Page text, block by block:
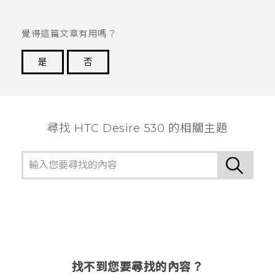
覺得這篇文章有用嗎？
是
否
尋找 HTC Desire 530 的相關主題
找不到您要尋找的內容？